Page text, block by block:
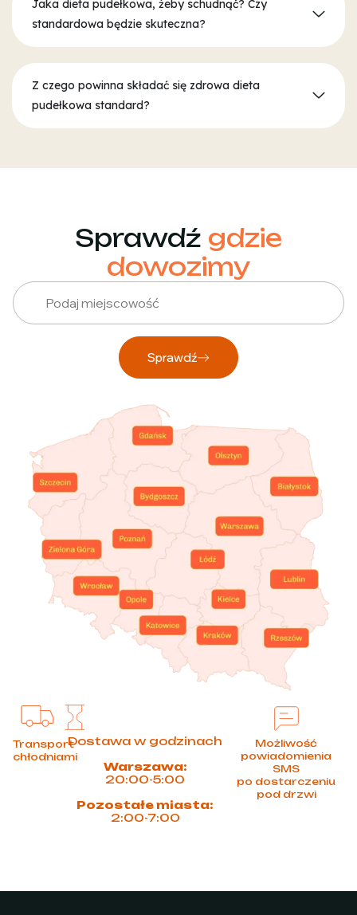
Jaka dieta pudełkowa, żeby schudnąć? Czy
standardowa będzie skuteczna?
Z czego powinna składać się zdrowa dieta
pudełkowa standard?
Sprawdź gdzie
dowozimy
Sprawdź
Transport
chłodniami
Dostawa w godzinach
Warszawa:
20:00-5:00
Pozostałe miasta:
2:00-7:00
Możliwość
powiadomienia
SMS
po dostarczeniu
pod drzwi